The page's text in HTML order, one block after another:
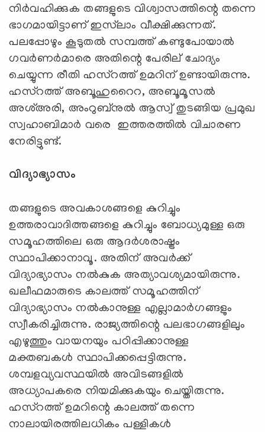
നിര്‍വഹിക്കുക തങ്ങളുടെ വിശ്വാസത്തിന്റെ തന്നെ
ഭാഗമായിട്ടാണ് ഇസ്‌ലാം വീക്ഷിക്കുന്നത്.
പലപ്പോഴും കൂടുതല്‍ സമ്പത്ത് കണ്ടുപോയാല്‍
ഗവര്‍ണര്‍മാരെ അതിന്റെ പേരില് ചോദ്യം
ചെയ്യുന്ന രീതി ഹസ്റത്ത് ഉമറിന് ഉണ്ടായിരുന്നു.
ഹസ്റത്ത് അബൂഹുറൈറ, അബൂമൂസല്‍
അശ്അരി, അംറുബ്നുല്‍ ആസ്വ് തുടങ്ങിയ പ്രമുഖ
സ്വഹാബിമാര്‍ വരെ ഇത്തരത്തില്‍ വിചാരണ
നേരിട്ടുണ്ട്.
വിദ്യാഭ്യാസം
തങ്ങളുടെ അവകാശങ്ങളെ കുറിച്ചും
ഉത്തരാവാദിത്തങ്ങളെ കുറിച്ചും ബോധ്യമുള്ള ഒരു
സമൂഹത്തിലെ ഒരു ആദര്‍ശരാഷ്ട്രം
സ്ഥാപിക്കാനാവൂ. അതിന് അവര്‍ക്ക്
വിദ്യാഭ്യാസം നല്‍കുക അത്യാവശ്യമായിരുന്നു.
ഖലീഫമാരുടെ കാലത്ത് സമൂഹത്തിന്
വിദ്യാഭ്യാസം നല്‍കാനുള്ള എല്ലാമാര്‍ഗങ്ങളും
സ്വീകരിച്ചിരുന്നു. രാജ്യത്തിന്റെ പലഭാഗങ്ങളിലും
എഴുത്തും വായനയും പഠിപ്പിക്കാനുള്ള
മക്തബകള്‍ സ്ഥാപിക്കപ്പെട്ടിരുന്നു.
ശമ്പളവ്യവസ്ഥയില്‍ അവിടങ്ങളില്‍
അധ്യാപകരെ നിയമിക്കുകയും ചെയ്തിരുന്നു.
ഹസ്റത്ത് ഉമറിന്റെ കാലത്ത് തന്നെ
നാലായിരത്തിലധികം പള്ളികള്‍